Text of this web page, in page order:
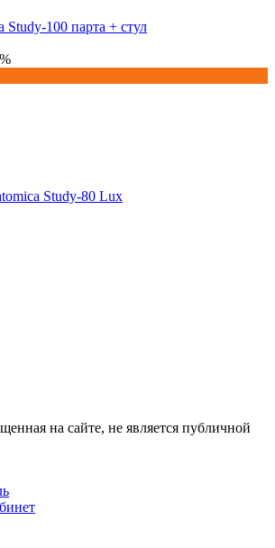
100 парта + стул
Study-80 Lux
на сайте, не является публичной